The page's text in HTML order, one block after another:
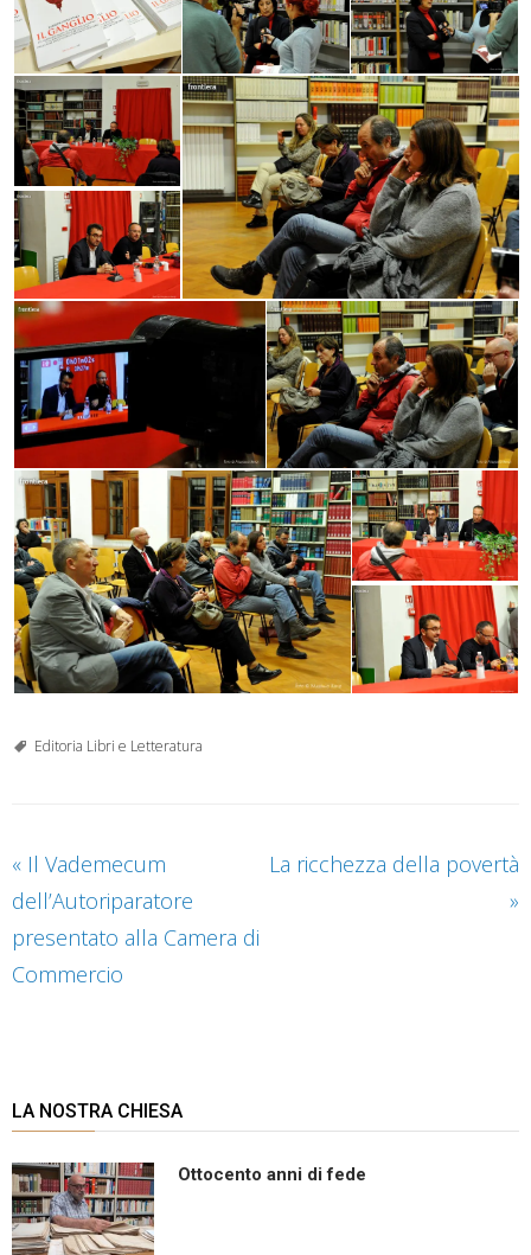
Editoria Libri e Letteratura
« Il Vademecum
dell’Autoriparatore
presentato alla Camera di
Commercio
La ricchezza della povertà
»
LA NOSTRA CHIESA
Ottocento anni di fede